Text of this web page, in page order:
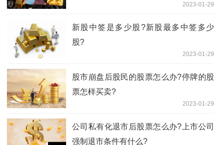
2023-01-29
新股中签是多少股?新股最多中签多少
股?
2023-01-29
股市崩盘后股民的股票怎么办?停牌的股
票怎样买卖?
2023-01-29
公司私有化退市后股票怎么办?上市公司
强制退市条件有什么?